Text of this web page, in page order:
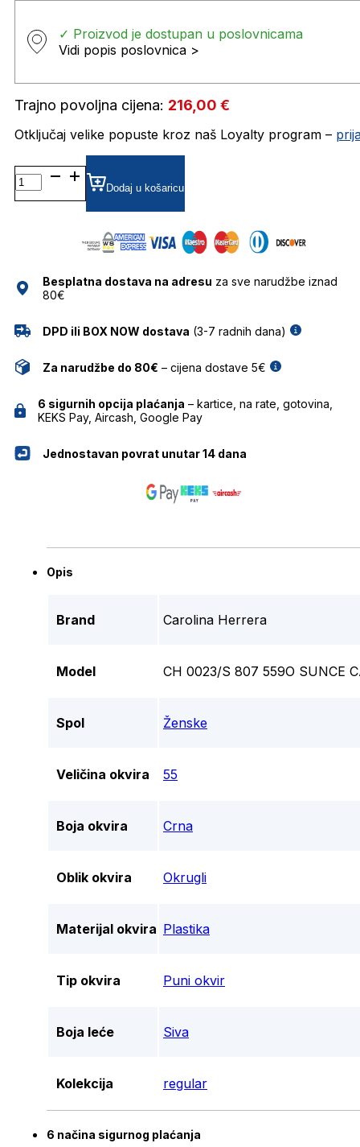
✓ Proizvod je dostupan u poslovnicama
Vidi popis poslovnica >
Trajno povoljna cijena: 216,00 €
Otključaj velike popuste kroz naš Loyalty program –
CH0023/S SUNČANE
NAOČALE
CAROLINA
Dodaj u košaricu
Besplatna dostava na adresu za sve narudžbe iznad
80€
DPD ili BOX NOW dostava (3-7 radnih dana)
Za narudžbe do 80€ – cijena dostave 5€
6 sigurnih opcija plaćanja – kartice, na rate, gotovina,
KEKS Pay, Aircash, Google Pay
Jednostavan povrat unutar 14 dana
Opis
Brand Carolina Herrera
Model CH 0023/S 807 559O SUNCE
Spol Ženske
Veličina okvira 55
Boja okvira Crna
Oblik okvira Okrugli
Materijal okvira Plastika
Tip okvira Puni okvir
Boja leće Siva
Kolekcija regular
6 načina sigurnog plaćanja